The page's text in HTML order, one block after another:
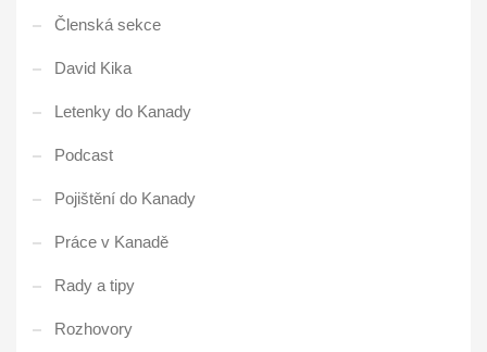
Členská sekce
David Kika
Letenky do Kanady
Podcast
Pojištění do Kanady
Práce v Kanadě
Rady a tipy
Rozhovory